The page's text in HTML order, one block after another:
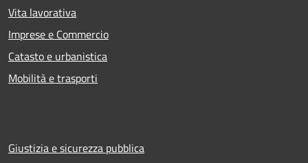
Vita lavorativa
Imprese e Commercio
Catasto e urbanistica
Mobilità e trasporti
Giustizia e sicurezza pubblica